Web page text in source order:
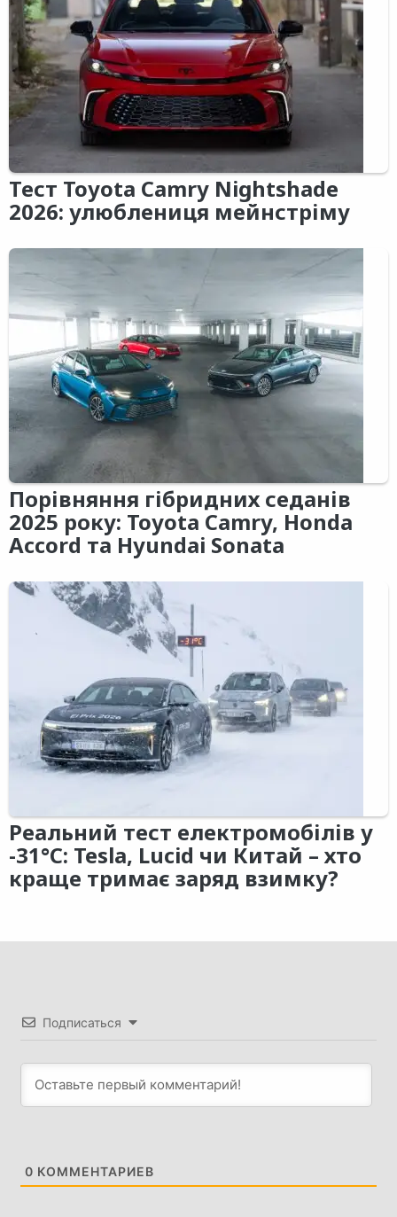
Тест Toyota Camry Nightshade
2026: улюблениця мейнстріму
Порівняння гібридних седанів
2025 року: Toyota Camry, Honda
Accord та Hyundai Sonata
Реальний тест електромобілів у
-31°C: Tesla, Lucid чи Китай – хто
краще тримає заряд взимку?
Подписаться
0 КОММЕНТАРИЕВ